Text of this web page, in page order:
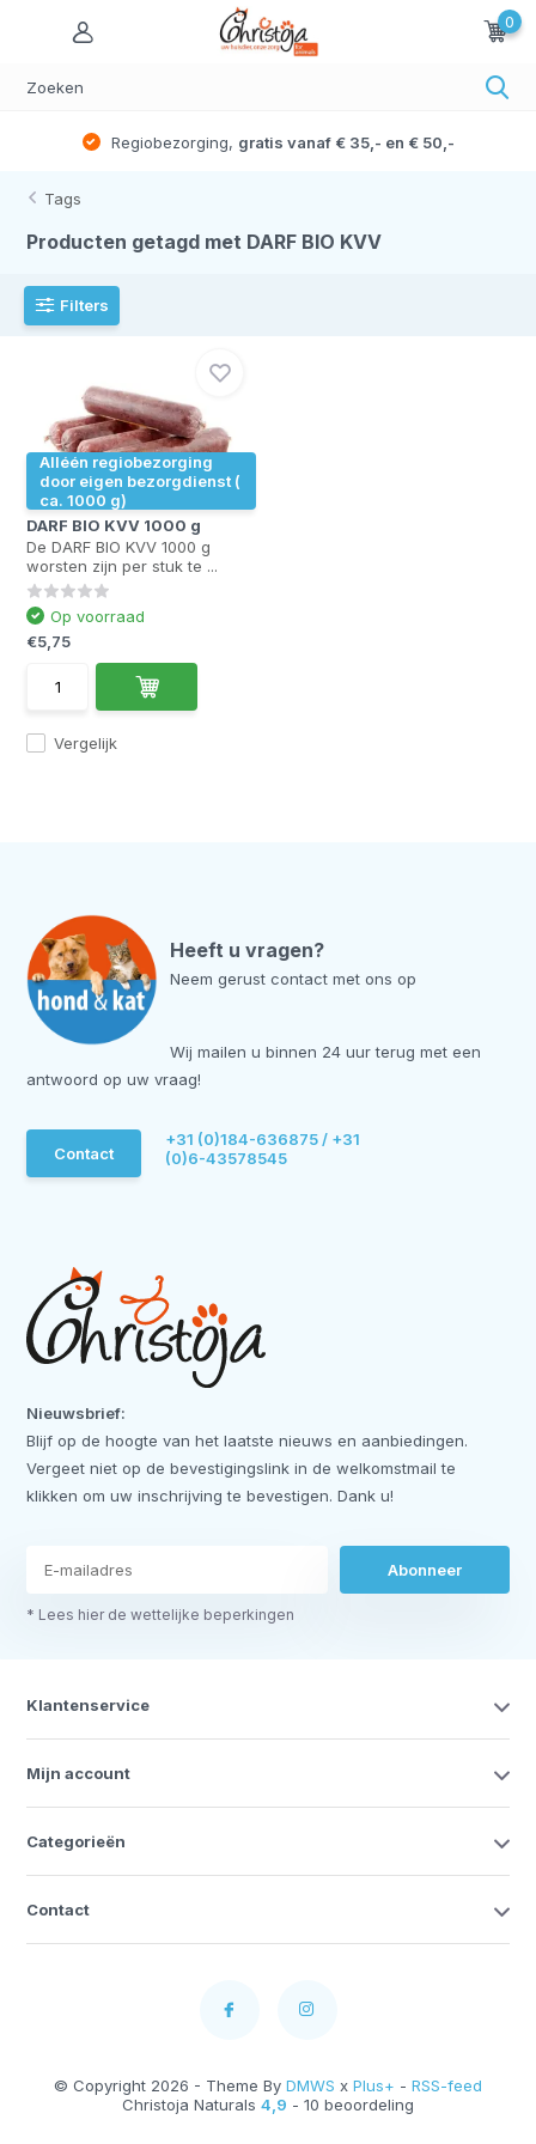
0
Regiobezorging, gratis vanaf € 35,- en € 50,-
Tags
Producten getagd met DARF BIO KVV
Filters
Alléén regiobezorging
door eigen bezorgdienst (
ca. 1000 g)
DARF BIO KVV 1000 g
De DARF BIO KVV 1000 g
worsten zijn per stuk te ...
Vergelijk
Op voorraad
€5,75
Heeft u vragen?
Neem gerust contact met ons op
Wij mailen u binnen 24 uur terug met een
antwoord op uw vraag!
Contact
+31 (0)184-636875 / +31
(0)6-43578545
Nieuwsbrief:
Blijf op de hoogte van het laatste nieuws en aanbiedingen.
Vergeet niet op de bevestigingslink in de welkomstmail te
klikken om uw inschrijving te bevestigen. Dank u!
Abonneer
* Lees hier de wettelijke beperkingen
Klantenservice
Mijn account
Categorieën
Contact
© Copyright 2026 - Theme By DMWS x Plus+ - RSS-feed
Christoja Naturals 4,9 - 10 beoordeling